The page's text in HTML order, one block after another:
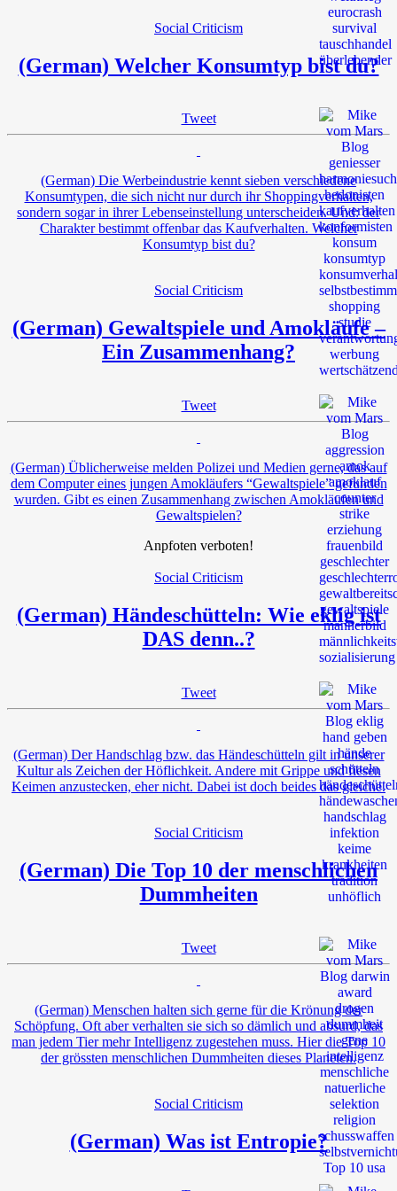
Social Criticism
(German) Welcher Konsumtyp bist du?
Tweet
(German) Die Werbeindustrie kennt sieben verschiedene
Konsumtypen, die sich nicht nur durch ihr Shoppingverhalten,
sondern sogar in ihrer Lebenseinstellung unterscheiden. Und: der
Charakter bestimmt offenbar das Kaufverhalten. Welcher
Konsumtyp bist du?
Social Criticism
(German) Gewaltspiele und Amokläufe –
Ein Zusammenhang?
Tweet
(German) Üblicherweise melden Polizei und Medien gerne, das auf
dem Computer eines jungen Amokläufers “Gewaltspiele” gefunden
wurden. Gibt es einen Zusammenhang zwischen Amokläufen und
Gewaltspielen?
Anpfoten verboten!
Social Criticism
(German) Händeschütteln: Wie eklig ist
DAS denn..?
Tweet
(German) Der Handschlag bzw. das Händeschütteln gilt in unserer
Kultur als Zeichen der Höflichkeit. Andere mit Grippe und fiesen
Keimen anzustecken, eher nicht. Dabei ist doch beides das gleiche.
Social Criticism
(German) Die Top 10 der menschlichen
Dummheiten
Tweet
(German) Menschen halten sich gerne für die Krönung der
Schöpfung. Oft aber verhalten sie sich so dämlich und absurd, das
man jedem Tier mehr Intelligenz zugestehen muss. Hier die Top 10
der grössten menschlichen Dummheiten dieses Planeten.
Social Criticism
(German) Was ist Entropie?